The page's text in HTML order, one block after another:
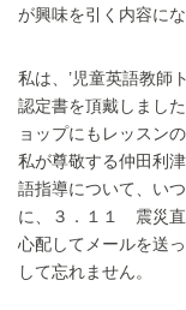
が興味を引く内容にな
私は、’児童英語教師
認定書を頂戴しまし
ョップにもレッスン
私が尊敬する仲田利
語指導について、い
に、３．１１ 震災直
心配してメールを送
して忘れません。